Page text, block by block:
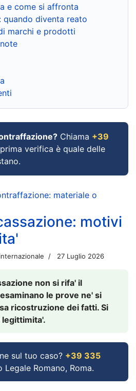
e come si affronta
quando diventa reato
marchi e prodotti
Chiama +39
verifica è quale delle
materiale o
motivi
27 Luglio 2026
non si rifa' il
le prove ne' si
ricostruzione dei fatti. Si
legittimita'.
sul tuo caso? +39 335
Romano, Roma.